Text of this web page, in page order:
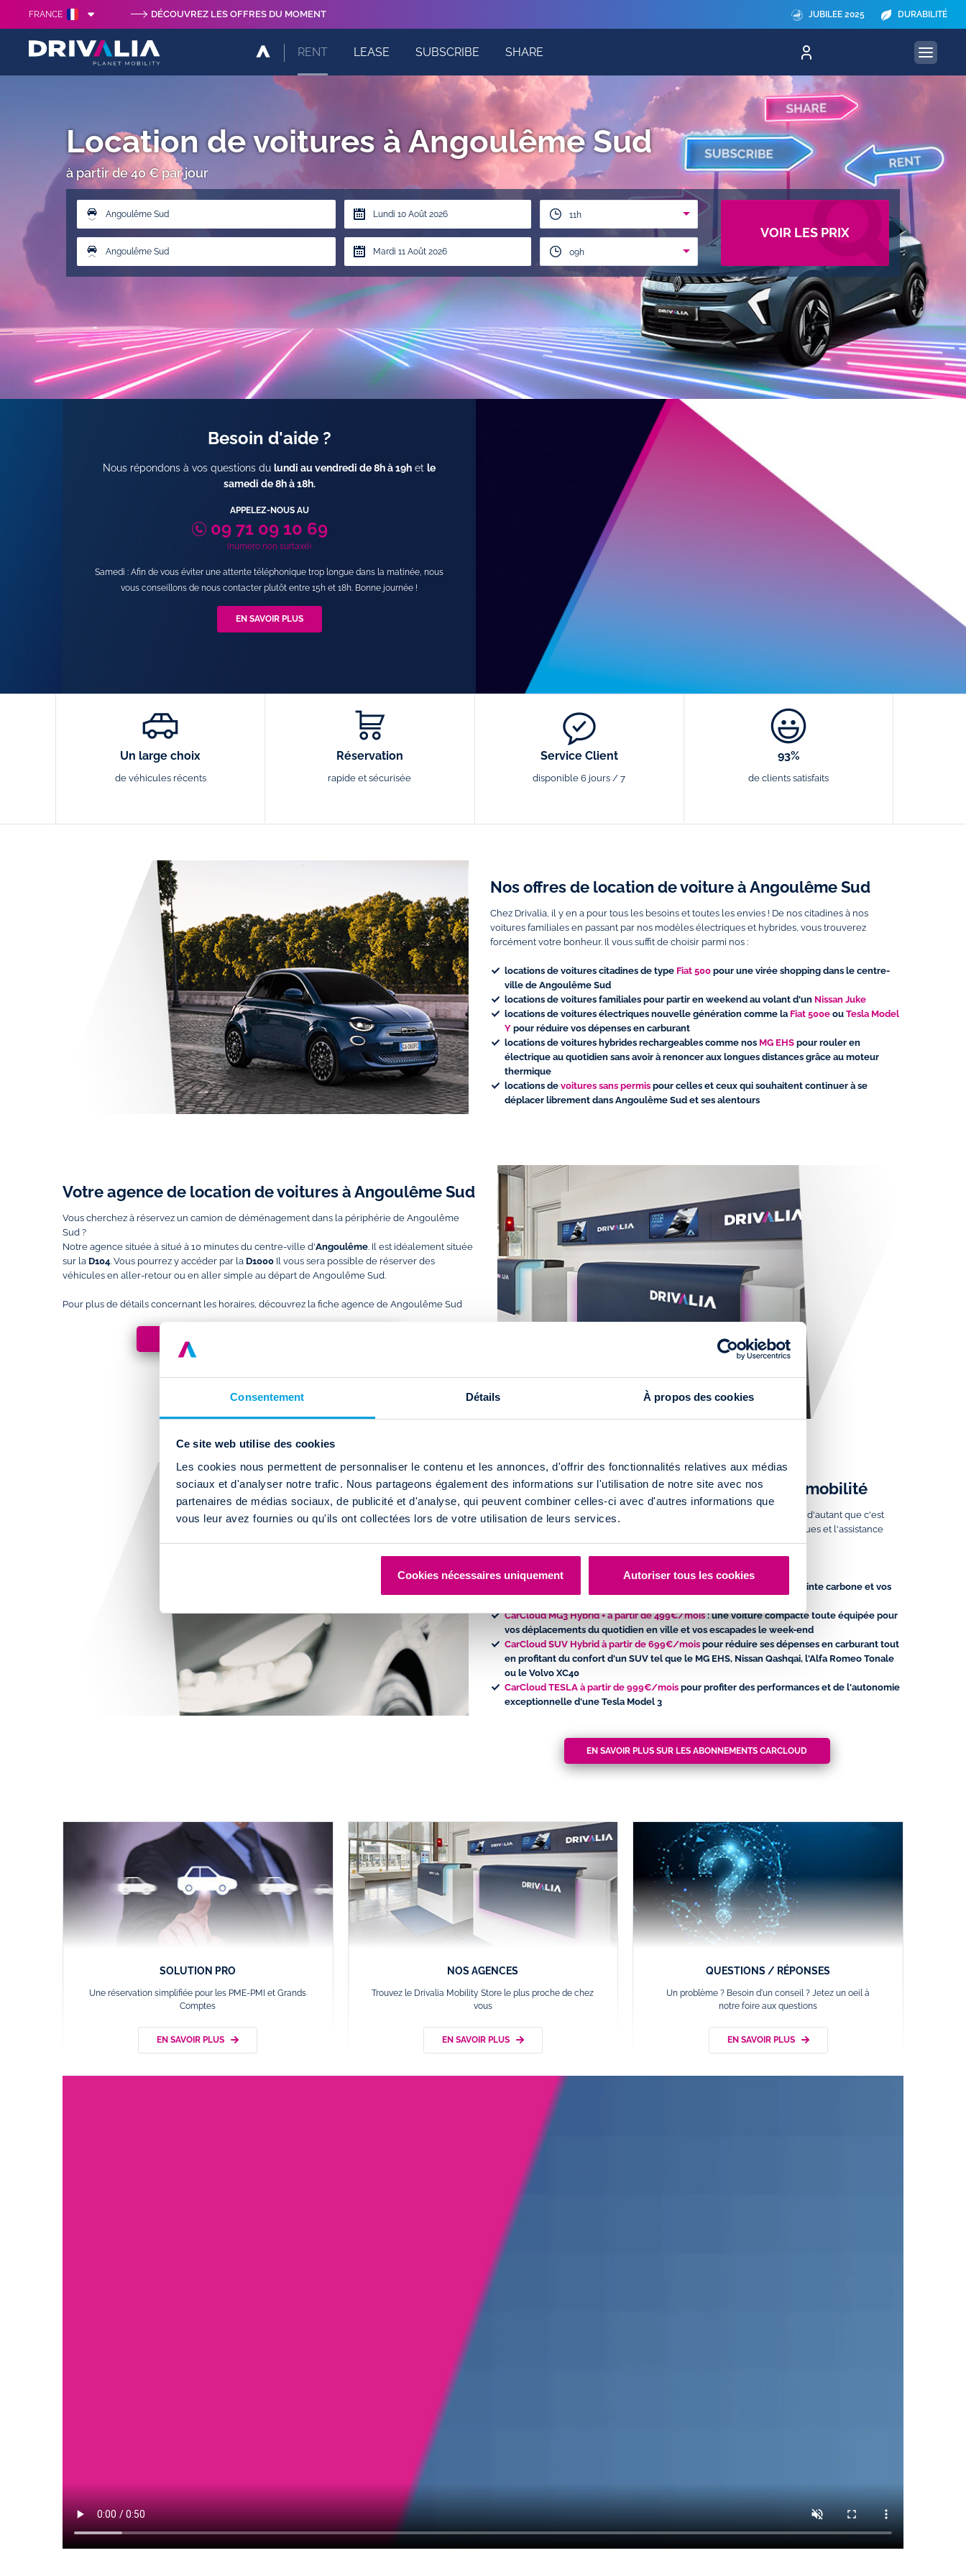
Consentement Détails À propos des cookies
Ce site web utilise des cookies
Les cookies nous permettent de personnaliser le contenu et les annonces, d'offrir des fonctionnalités relatives aux médias
sociaux et d'analyser notre trafic. Nous partageons également des informations sur l'utilisation de notre site avec nos
partenaires de médias sociaux, de publicité et d'analyse, qui peuvent combiner celles-ci avec d'autres informations que
vous leur avez fournies ou qu'ils ont collectées lors de votre utilisation de leurs services.
Cookies nécessaires uniquement Autoriser tous les cookies
FRANCE DÉCOUVREZ LES OFFRES DU MOMENT JUBILEE 2025 DURABILITÉ
RENT LEASE SUBSCRIBE SHARE
Location de voitures à Angoulême Sud
à partir de 40 € par jour
Angoulême Sud 11h
Angoulême Sud 09h
VOIR LES PRIX
Besoin d'aide ?
Nous répondons à vos questions du lundi au vendredi de 8h à 19h et le
samedi de 8h à 18h.
APPELEZ-NOUS AU
09 71 09 10 69
(numéro non surtaxé)
Samedi : Afin de vous éviter une attente téléphonique trop longue dans la matinée, nous
vous conseillons de nous contacter plutôt entre 15h et 18h. Bonne journée !
EN SAVOIR PLUS
Un large choix
de véhicules récents
Réservation
rapide et sécurisée
Service Client
disponible 6 jours / 7
93%
de clients satisfaits
Nos offres de location de voiture à Angoulême Sud
Chez Drivalia, il y en a pour tous les besoins et toutes les envies ! De nos citadines à nos
voitures familiales en passant par nos modèles électriques et hybrides, vous trouverez
forcément votre bonheur. Il vous suffit de choisir parmi nos :
locations de voitures citadines de type Fiat 500 pour une virée shopping dans le centre-
ville de Angoulême Sud
locations de voitures familiales pour partir en weekend au volant d'un Nissan Juke
locations de voitures électriques nouvelle génération comme la Fiat 500e ou Tesla Model
Y pour réduire vos dépenses en carburant
locations de voitures hybrides rechargeables comme nos MG EHS pour rouler en
électrique au quotidien sans avoir à renoncer aux longues distances grâce au moteur
thermique
locations de voitures sans permis pour celles et ceux qui souhaitent continuer à se
déplacer librement dans Angoulême Sud et ses alentours
Votre agence de location de voitures à Angoulême Sud
Vous cherchez à réservez un camion de déménagement dans la périphérie de Angoulême
Sud ?
Notre agence située à situé à 10 minutes du centre-ville d'Angoulême. Il est idéalement située
sur la D104. Vous pourrez y accéder par la D1000 Il vous sera possible de réserver des
véhicules en aller-retour ou en aller simple au départ de Angoulême Sud.
Pour plus de détails concernant les horaires, découvrez la fiche agence de Angoulême Sud
Abonnez-vous à CarCloud, LA solution de mobilité
Drivalia lancela mobilité par abonnement
. Vous feriez bien d'en profiter, d'autant que c'est
. Mieux, l'entretien, l'assurance tous risques et l'assistance
24h/7j sont inclus dans les abonnements.
pour réduire votre empreinte carbone et vos
CarCloud MG3 Hybrid + à partir de 499€/mois: une voiture compacte toute équipée pour
vos déplacements du quotidien en ville et vos escapades le week-end
CarCloud SUV Hybrid à partir de 699€/mois pour réduire ses dépenses en carburant tout
en profitant du confort d'un SUV tel que le MG EHS, Nissan Qashqai, l'Alfa Romeo Tonale
ou le Volvo XC40
CarCloud TESLA à partir de 999€/mois pour profiter des performances et de l'autonomie
exceptionnelle d'une Tesla Model 3
EN SAVOIR PLUS SUR LES ABONNEMENTS CARCLOUD
SOLUTION PRO
Une réservation simplifiée pour les PME-PMI et Grands
Comptes
EN SAVOIR PLUS
NOS AGENCES
Trouvez le Drivalia Mobility Store le plus proche de chez
vous
EN SAVOIR PLUS
QUESTIONS / RÉPONSES
Un problème ? Besoin d'un conseil ? Jetez un oeil à
notre foire aux questions
EN SAVOIR PLUS